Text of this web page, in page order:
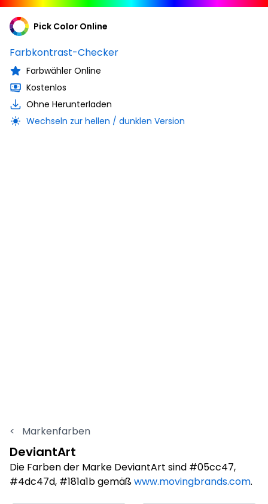
Pick Color Online
Farbkontrast-Checker
Farbwähler Online
Kostenlos
Ohne Herunterladen
Wechseln zur hellen / dunklen Version
< Markenfarben
DeviantArt
Die Farben der Marke DeviantArt sind #05cc47,
#4dc47d, #181a1b gemäßwww.movingbrands.com.